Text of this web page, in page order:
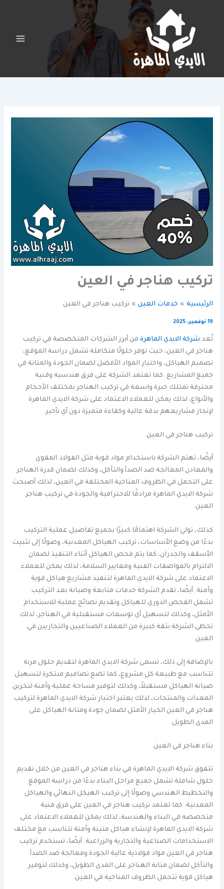
تركيب هناجر في العين
الرئيسية خدمات العين تركيب هناجر في العين
19 نوفمبر، 2025
تُعد شركة الايدي الماهرة من أبرز الشركات المتخصصة في تركيب
هناجر في العين، حيث توفر حلولًا متكاملة تشمل دراسة الموقع،
تصميم الهياكل، واختيار المواد الأفضل لضمان الجودة والمتانة في
جميع المشاريع. كما تعتمد الشركة على فرق هندسية وفنية
محترفة تمتلك خبرة واسعة في تركيب الهناجر بمختلف الأحجام
والأنواع، لذلك يمكن للعملاء الاعتماد على شركة الايدي الماهرة
لإنجاز مشاريعهم بدقة عالية وكفاءة متميزة دون أي تأخير.
تركيب هناجر في العين
أيضًا، تهتم الشركة باستخدام مواد قوية مثل الفولاذ المقوى
والمعادن المعالجة ضد الصدأ والتآكل، وكذلك لضمان قدرة الهناجر
على التحمل في الظروف المناخية المختلفة في العين، لذلك أصبحت
شركة الايدي الماهرة مرادفًا للاحترافية والجودة في تركيب هناجر
العين.
كذلك، تولي الشركة اهتمامًا كبيرًا بجميع تفاصيل عملية التركيب
بدءًا من وضع الأساسات، تركيب الهياكل المعدنية، وصولًا إلى تثبيت
الأسقف والجدران، كما يتم فحص الهياكل أثناء التنفيذ لضمان
الالتزام بالمواصفات الفنية ومعايير السلامة، لذلك يمكن للعملاء
الاعتماد على شركة الايدي الماهرة لتنفيذ مشاريع هياكل قوية
وآمنة. أيضًا، تقدم الشركة خدمات متابعة وصيانة بعد التركيب
تشمل الفحص الدوري للهياكل وتقديم نصائح عملية للاستخدام
الأمثل، وكذلك لتسهيل أي توسعات مستقبلية في الهناجر، لذلك
تحظى الشركة بثقة كبيرة من العملاء الصناعيين والتجاريين في
العين.
بالإضافة إلى ذلك، تسعى شركة الايدي الماهرة لتقديم حلول مرنة
تتناسب مع طبيعة كل مشروع، كما تضع تصاميم مبتكرة لتسهيل
صيانة الهياكل مستقبلاً، وكذلك لتوفير مساحة عملية وآمنة لتخزين
المعدات والمنتجات، لذلك يعتبر اختيار شركة الايدي الماهرة لتركيب
هناجر في العين الخيار الأمثل لضمان جودة ومتانة الهياكل على
المدى الطويل.
بناء هناجر في العين
تتفوق شركة الايدي الماهرة في بناء هناجر في العين من خلال تقديم
حلول شاملة تشمل جميع مراحل البناء بدءًا من دراسة الموقع
والتخطيط الهندسي وصولًا إلى تركيب الهيكل النهائي والهياكل
المعدنية. كما تعتمد تركيب هناجر في العين على فرق فنية
متخصصة في البناء والهندسة، لذلك يمكن للعملاء الاعتماد على
شركة الايدي الماهرة لإنشاء هياكل متينة وآمنة تتناسب مع مختلف
الاستخدامات الصناعية والتجارية والزراعية. أيضًا، تستخدم تركيب
هناجر في العين مواد فولاذية عالية الجودة ومعالجة ضد الصدأ
والتآكل لضمان متانة الهناجر على المدى الطويل، وكذلك لتوفير
هياكل قوية تتحمل الظروف المناخية في العين.